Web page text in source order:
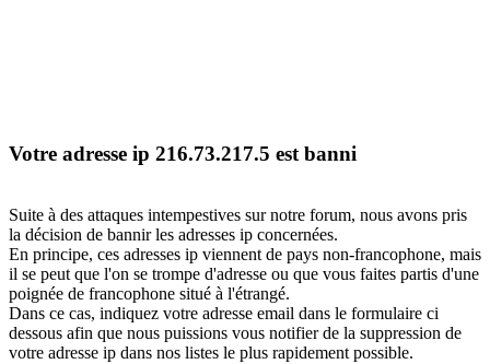
Votre adresse ip 216.73.217.5 est banni
Suite à des attaques intempestives sur notre forum, nous avons pris
la décision de bannir les adresses ip concernées.
En principe, ces adresses ip viennent de pays non-francophone, mais
il se peut que l'on se trompe d'adresse ou que vous faites partis d'une
poignée de francophone situé à l'étrangé.
Dans ce cas, indiquez votre adresse email dans le formulaire ci
dessous afin que nous puissions vous notifier de la suppression de
votre adresse ip dans nos listes le plus rapidement possible.